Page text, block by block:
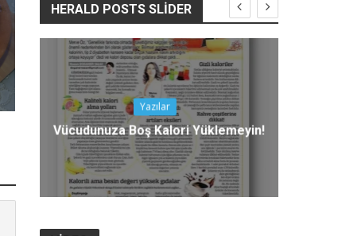
HERALD POSTS SLIDER
Yazılar
Vücudunuza Boş Kalori Yüklemeyin!